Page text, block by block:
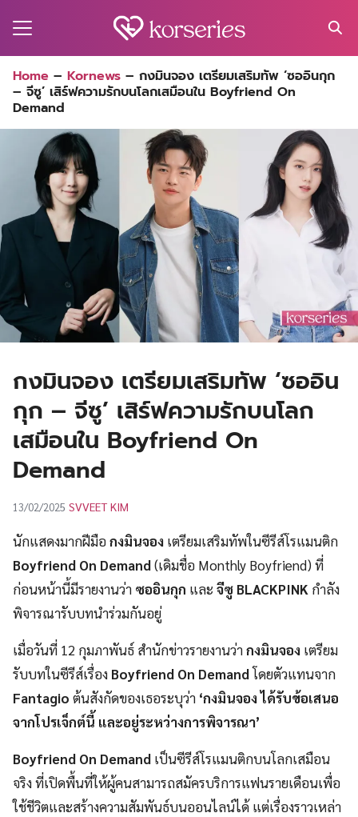
for:
Home – Kornews – กงมินจอง เตรียมเสริมทัพ ‘ซออินกุก
– จีซู’ เสิร์ฟความรักบนโลกเสมือนใน Boyfriend On
Demand
กงมินจอง เตรียมเสริมทัพ ‘ซออิน
กุก – จีซู’ เสิร์ฟความรักบนโลก
เสมือนใน Boyfriend On
Demand
13/02/2025 SVVEET KIM
นักแสดงมากฝีมือกงมินจอง เตรียมเสริมทัพในซีรีส์โรแมนติก
Boyfriend On Demand(เดิมชื่อ Monthly Boyfriend) ที่
ก่อนหน้านี้มีรายงานว่า ซออินกุก และ จีซู BLACKPINK กำลัง
พิจารณารับบทนำร่วมกันอยู่
เมื่อวันที่ 12 กุมภาพันธ์ สำนักข่าวรายงานว่ากงมินจอง เตรียม
รับบทในซีรีส์เรื่อง Boyfriend On Demandโดยตัวแทนจาก
Fantagio ต้นสังกัดของเธอระบุว่า ‘กงมินจอง ได้รับข้อเสนอ
จากโปรเจ็กต์นี้ และอยู่ระหว่างการพิจารณา’
Boyfriend On Demand เป็นซีรีส์โรแมนติกบนโลกเสมือน
จริง ที่เปิดพื้นที่ให้ผู้คนสามารถสมัครบริการแฟนรายเดือนเพื่อ
ใช้ชีวิตและสร้างความสัมพันธ์บนออนไลน์ได้ แต่เรื่องราวเหล่า